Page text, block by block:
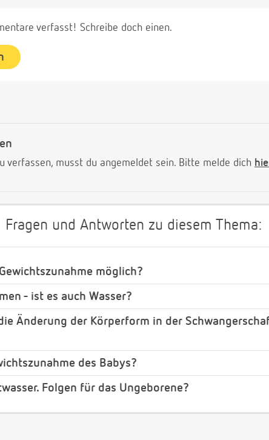
verfasst! Schreibe doch einen.
verfassen, musst du angemeldet sein. Bitte melde dich
Fragen und Antworten zu diesem Thema:
möglich?
- ist es auch Wasser?
Änderung der Körperform in der
des Babys?
Folgen für das Ungeborene?